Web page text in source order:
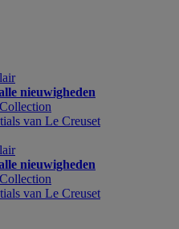
nieuwigheden
van Le Creuset
nieuwigheden
van Le Creuset